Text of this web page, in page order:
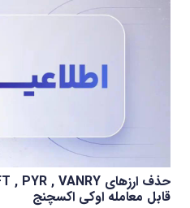
قابل معامله اوکی اکسچنج